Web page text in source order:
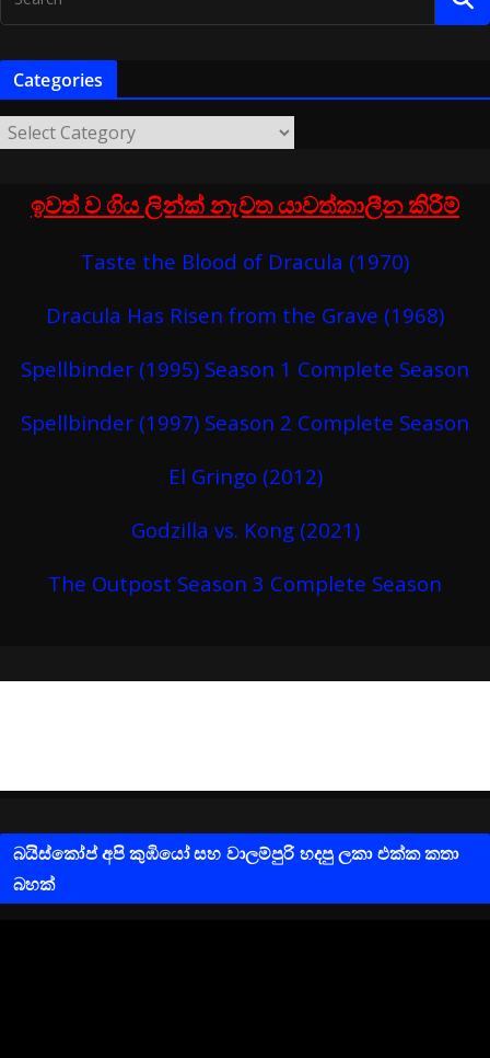
Categories
ඉවත් ව ගිය ලින්ක් නැවත යාවත්කාලීන කිරීම්
Taste the Blood of Dracula (1970)
Dracula Has Risen from the Grave (1968)
Spellbinder (1995) Season 1 Complete Season
Spellbinder (1997) Season 2 Complete Season
El Gringo (2012)
Godzilla vs. Kong (2021)
The Outpost Season 3 Complete Season
බයිස්කෝප් අපි කුඹියෝ සහ වාලම්පුරි හදපු ලකා එක්ක කතා
බහක්